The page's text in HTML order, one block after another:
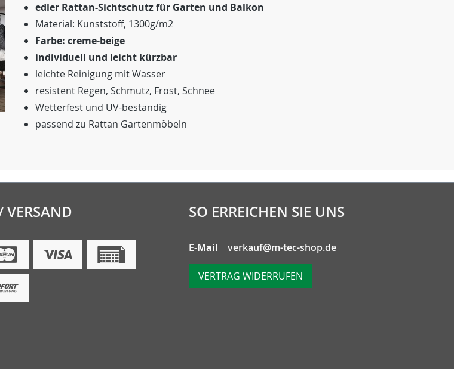
edler Rattan-Sichtschutz für Garten und Balkon
Material: Kunststoff, 1300g/m2
Farbe: creme-beige
individuell und leicht kürzbar
leichte Reinigung mit Wasser
resistent Regen, Schmutz, Frost, Schnee
Wetterfest und UV-beständig
passend zu Rattan Gartenmöbeln
SO ERREICHEN SIE UNS
E-Mail verkauf@m-tec-shop.de
VERTRAG WIDERRUFEN